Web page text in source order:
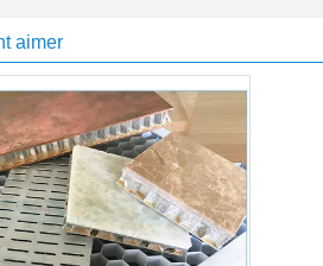
aimer